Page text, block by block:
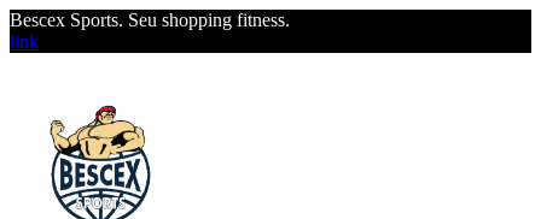
Bescex Sports. Seu shopping fitness.
link